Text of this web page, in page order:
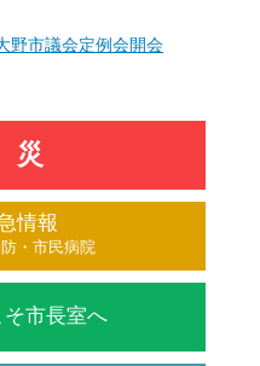
市議会定例会開会
災
情報
・市民病院
そ市長室へ